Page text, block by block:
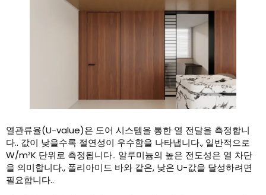
열관류율(U-value)은 도어 시스템을 통한 열 전달을 측정합니
다.. 값이 낮을수록 절연성이 우수함을 나타냅니다., 일반적으로
W/m²K 단위로 측정됩니다.. 알루미늄의 높은 전도성은 열 차단
을 의미합니다., 폴리아미드 바와 같은, 낮은 U-값을 달성하려면
필요합니다..